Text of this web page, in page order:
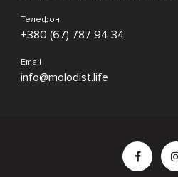
Телефон
+380 (67) 787 94 34
Email
info@molodist.life